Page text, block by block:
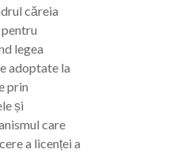
căreia
legea
adoptate la
prin
și
care
a licenței a